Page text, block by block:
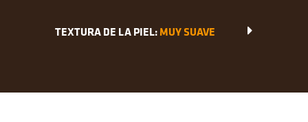
TEXTURA DE LA PIEL:MUY SUAVE